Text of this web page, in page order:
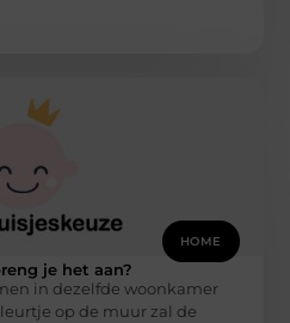
HOME
je het aan?
in dezelfde woonkamer
op de muur zal de